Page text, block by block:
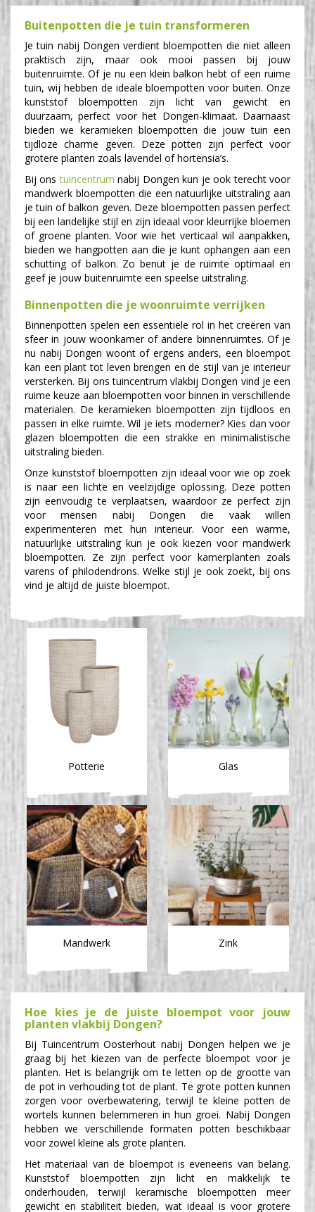
Buitenpotten die je tuin transformeren
Je tuin nabij Dongen verdient bloempotten die niet alleen
praktisch zijn, maar ook mooi passen bij jouw
buitenruimte. Of je nu een klein balkon hebt of een ruime
tuin, wij hebben de ideale bloempotten voor buiten. Onze
kunststof bloempotten zijn licht van gewicht en
duurzaam, perfect voor het Dongen-klimaat. Daarnaast
bieden we keramieken bloempotten die jouw tuin een
tijdloze charme geven. Deze potten zijn perfect voor
grotere planten zoals lavendel of hortensia’s.
Bij onstuincentrum nabij Dongen kun je ook terecht voor
mandwerk bloempotten die een natuurlijke uitstraling aan
je tuin of balkon geven. Deze bloempotten passen perfect
bij een landelijke stijl en zijn ideaal voor kleurrijke bloemen
of groene planten. Voor wie het verticaal wil aanpakken,
bieden we hangpotten aan die je kunt ophangen aan een
schutting of balkon. Zo benut je de ruimte optimaal en
geef je jouw buitenruimte een speelse uitstraling.
Binnenpotten die je woonruimte verrijken
Binnenpotten spelen een essentiële rol in het creëren van
sfeer in jouw woonkamer of andere binnenruimtes. Of je
nu nabij Dongen woont of ergens anders, een bloempot
kan een plant tot leven brengen en de stijl van je interieur
versterken. Bij ons tuincentrum vlakbij Dongen vind je een
ruime keuze aan bloempotten voor binnen in verschillende
materialen. De keramieken bloempotten zijn tijdloos en
passen in elke ruimte. Wil je iets moderner? Kies dan voor
glazen bloempotten die een strakke en minimalistische
uitstraling bieden.
Onze kunststof bloempotten zijn ideaal voor wie op zoek
is naar een lichte en veelzijdige oplossing. Deze potten
zijn eenvoudig te verplaatsen, waardoor ze perfect zijn
voor mensen nabij Dongen die vaak willen
experimenteren met hun interieur. Voor een warme,
natuurlijke uitstraling kun je ook kiezen voor mandwerk
bloempotten. Ze zijn perfect voor kamerplanten zoals
varens of philodendrons. Welke stijl je ook zoekt, bij ons
vind je altijd de juiste bloempot.
Potterie Glas
Mandwerk Zink
Hoe kies je de juiste bloempot voor jouw
planten vlakbij Dongen?
Bij Tuincentrum Oosterhout nabij Dongen helpen we je
graag bij het kiezen van de perfecte bloempot voor je
planten. Het is belangrijk om te letten op de grootte van
de pot in verhouding tot de plant. Te grote potten kunnen
zorgen voor overbewatering, terwijl te kleine potten de
wortels kunnen belemmeren in hun groei. Nabij Dongen
hebben we verschillende formaten potten beschikbaar
voor zowel kleine als grote planten.
Het materiaal van de bloempot is eveneens van belang.
Kunststof bloempotten zijn licht en makkelijk te
onderhouden, terwijl keramische bloempotten meer
gewicht en stabiliteit bieden, wat ideaal is voor grotere